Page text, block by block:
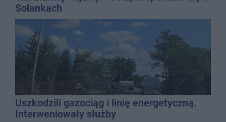
Solankach
Uszkodzili gazociąg i linię energetyczną.
Interweniowały służby